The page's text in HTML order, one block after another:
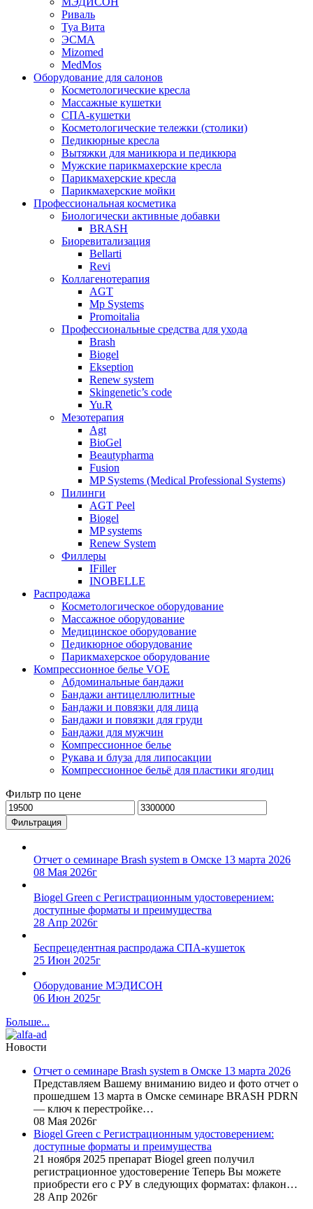
Риваль
Туа Вита
ЭСМА
Mizomed
MedMos
Оборудование для салонов
Косметологические кресла
Массажные кушетки
СПА-кушетки
Косметологические тележки (столики)
Педикюрные кресла
Вытяжки для маникюра и педикюра
Мужские парикмахерские кресла
Парикмахерские кресла
Парикмахерские мойки
Профессиональная косметика
Биологически активные добавки
BRASH
Биоревитализация
Bellarti
Revi
Коллагенотерапия
AGT
Mp Systems
Promoitalia
Профессиональные средства для ухода
Brash
Biogel
Ekseption
Renew system
Skingenetic’s code
Yu.R
Мезотерапия
Agt
BioGel
Beautypharma
Fusion
MP Systems (Medical Professional Systems)
Пилинги
AGT Peel
Biogel
MP systems
Renew System
Филлеры
IFiller
INOBELLE
Распродажа
Косметологическое оборудование
Массажное оборудование
Медицинское оборудование
Педикюрное оборудование
Парикмахерское оборудование
Компрессионное белье VOE
Абдоминальные бандажи
Бандажи антицеллюлитные
Бандажи и повязки для лица
Бандажи и повязки для груди
Бандажи для мужчин
Компрессионное белье
Рукава и блуза для липосакции
Компрессионное бельё для пластики ягодиц
Фильтр по цене
Минимальная
цена
Максимальная
цена
Фильтрация
Отчет о семинаре Brash system в Омске 13 марта 2026
08 Мая 2026г
Biogel Green с Регистрационным удостоверением:
доступные форматы и преимущества
28 Апр 2026г
Беспрецедентная распродажа СПА-кушеток
25 Июн 2025г
Оборудование МЭДИСОН
06 Июн 2025г
Больше...
Новости
Отчет о семинаре Brash system в Омске 13 марта 2026
Представляем Вашему вниманию видео и фото отчет о
прошедшем 13 марта в Омске семинаре BRASH PDRN
— ключ к перестройке…
08 Мая 2026г
Biogel Green с Регистрационным удостоверением:
доступные форматы и преимущества
21 ноября 2025 препарат Biogel green получил
регистрационное удостоверение Теперь Вы можете
приобрести его с РУ в следующих форматах: флакон…
28 Апр 2026г